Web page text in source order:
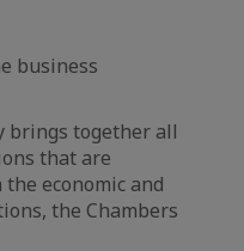
business
brings together all
that are
economic and
the Chambers